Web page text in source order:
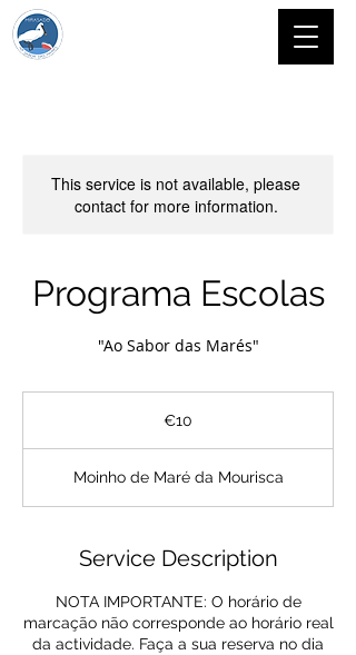
This service is not available, please
contact for more information.
Programa Escolas
"Ao Sabor das Marés"
€10
Moinho de Maré da Mourisca
Service Description
NOTA IMPORTANTE: O horário de
marcação não corresponde ao horário real
da actividade. Faça a sua reserva no dia